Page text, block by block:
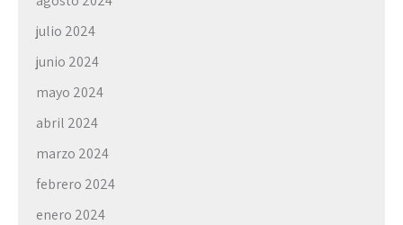
julio 2024
junio 2024
mayo 2024
abril 2024
marzo 2024
febrero 2024
enero 2024